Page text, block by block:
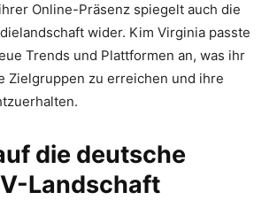
Online-Präsenz spiegelt auch die
wider. Kim Virginia passte
Trends und Plattformen an, was ihr
Zielgruppen zu erreichen und ihre
die deutsche
Landschaft